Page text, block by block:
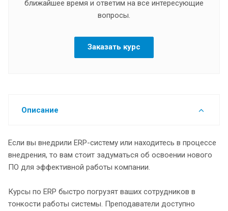
ближайшее время и ответим на все интересующие
вопросы.
Заказать курс
Описание
Если вы внедрили ERP-систему или находитесь в процессе
внедрения, то вам стоит задуматься об освоении нового
ПО для эффективной работы компании.
Курсы по ERP быстро погрузят ваших сотрудников в
тонкости работы системы. Преподаватели доступно